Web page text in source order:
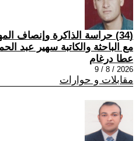
(34) حراسة الذاكرة وإنصاف
مع الباحثة والكاتبة سهير عبد
عطا درغام
2026 / 8 / 9
مقابلات و حوارات